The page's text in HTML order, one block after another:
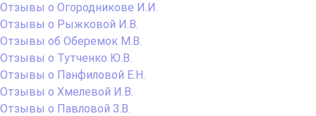
Отзывы о Огородникове И.И.
Отзывы о Рыжковой И.В.
Отзывы об Оберемок М.В.
Отзывы о Тутченко Ю.В.
Отзывы о Панфиловой Е.Н.
Отзывы о Хмелевой И.В.
Отзывы о Павловой З.В.